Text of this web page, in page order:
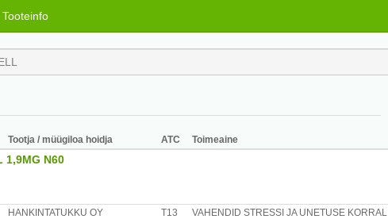
Tooteinfo
Tootja / müügiloa hoidja ATC Toimeaine
1,9MG N60
HANKINTATUKKU OY T13 VAHENDID STRESSI JA UNETUSE KORRAL